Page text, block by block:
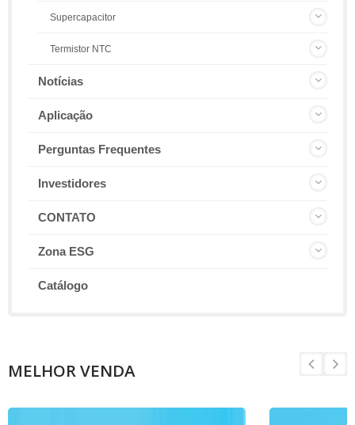
Supercapacitor
Termistor NTC
Notícias
Aplicação
Perguntas Frequentes
Investidores
CONTATO
Zona ESG
Catálogo
MELHOR VENDA